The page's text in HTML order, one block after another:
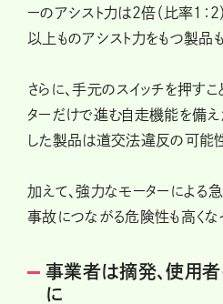
ーのアシスト力は2倍（比率１：
以上ものアシスト力をもつ製品も
さらに、手元のスイッチを押す
ターだけで進む自走機能を備え
した製品は道交法違反の可能性
加えて、強力なモーターによる
事故につながる危険性も高くな
事業者は摘発、使用
に